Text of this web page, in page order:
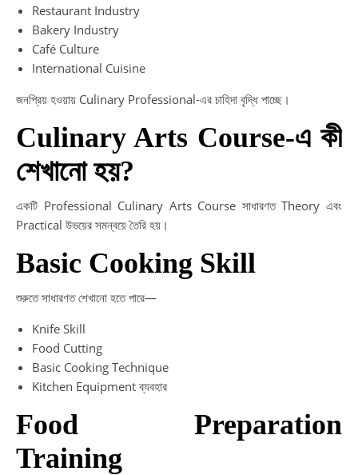
Restaurant Industry
Bakery Industry
Café Culture
International Cuisine
জনপ্রিয় হওয়ায় Culinary Professional-এর চাহিদা বৃদ্ধি পাচ্ছে।
Culinary Arts Course-এ কী
শেখানো হয়?
একটি Professional Culinary Arts Course সাধারণত Theory এবং
Practical উভয়ের সমন্বয়ে তৈরি হয়।
Basic Cooking Skill
শুরুতে সাধারণত শেখানো হতে পারে—
Knife Skill
Food Cutting
Basic Cooking Technique
Kitchen Equipment ব্যবহার
Food Preparation
Training